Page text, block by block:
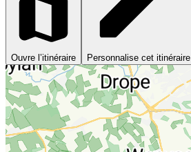
Ouvre l’itinéraire Personnalise cet itinéraire